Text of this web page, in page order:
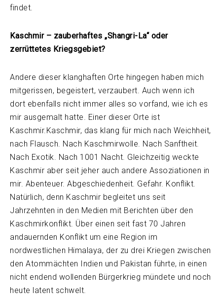
findet.
Kaschmir – zauberhaftes „Shangri-La“ oder
zerrüttetes Kriegsgebiet?
Andere dieser klanghaften Orte hingegen haben mich
mitgerissen, begeistert, verzaubert. Auch wenn ich
dort ebenfalls nicht immer alles so vorfand, wie ich es
mir ausgemalt hatte. Einer dieser Orte ist
Kaschmir.Kaschmir, das klang für mich nach Weichheit,
nach Flausch. Nach Kaschmirwolle. Nach Sanftheit.
Nach Exotik. Nach 1001 Nacht. Gleichzeitig weckte
Kaschmir aber seit jeher auch andere Assoziationen in
mir. Abenteuer. Abgeschiedenheit. Gefahr. Konflikt.
Natürlich, denn Kaschmir begleitet uns seit
Jahrzehnten in den Medien mit Berichten über den
Kaschmirkonflikt. Über einen seit fast 70 Jahren
andauernden Konflikt um eine Region im
nordwestlichen Himalaya, der zu drei Kriegen zwischen
den Atommächten Indien und Pakistan führte, in einen
nicht endend wollenden Bürgerkrieg mündete und noch
heute latent schwelt.